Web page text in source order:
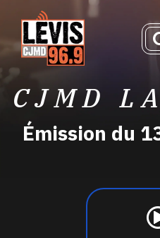
CJMD
Émission du